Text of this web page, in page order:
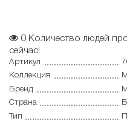
0 Количество людей
сейчас!
Артикул
Коллекция
Бренд
Страна
Тип